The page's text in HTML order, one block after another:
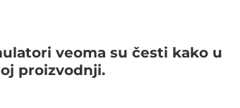
veoma su česti kako u
proizvodnji.